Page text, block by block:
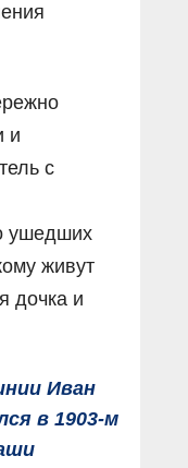
и
с
ушедших
живут
дочка и
Иван
в 1903-м